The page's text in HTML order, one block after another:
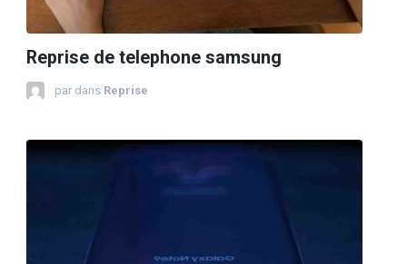
Reprise de telephone samsung
par dans Reprise